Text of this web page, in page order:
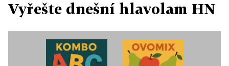
Vyřešte dnešní hlavolam HN